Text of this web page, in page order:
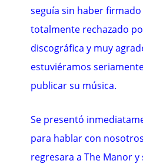
seguía sin haber
totalmente rechazado
discográfica y muy
estuviéramos
publicar su música.
Se presentó
para hablar con
regresara a The Manor